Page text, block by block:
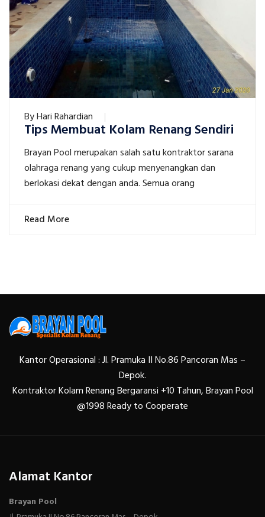
ByHari Rahardian
Tips Membuat Kolam Renang Sendiri
Brayan Pool merupakan salah satu kontraktor sarana
olahraga renang yang cukup menyenangkan dan
berlokasi dekat dengan anda. Semua orang
Read More
Kantor Operasional : Jl. Pramuka II No.86 Pancoran Mas –
Depok.
Kontraktor Kolam Renang Bergaransi +10 Tahun, Brayan Pool
@1998 Ready to Cooperate
Alamat Kantor
Brayan Pool